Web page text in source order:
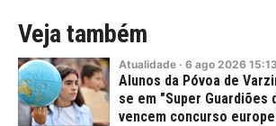
Veja também
Atualidade · 6 ago 2026
Alunos da Póvoa de
se em "Super Guardiões
vencem concurso